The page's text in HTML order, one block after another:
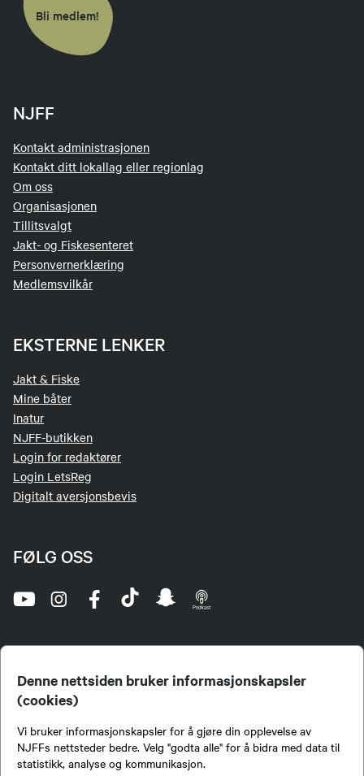
Denne nettsiden bruker informasjonskapsler
(cookies)
Vi bruker informasjonskapsler for å gjøre din opplevelse av
NJFFs nettsteder bedre. Velg "godta alle" for å bidra med data til
statistikk, analyse og kommunikasjon.
Bli medlem!
NJFF
Kontakt administrasjonen
Kontakt ditt lokallag eller regionlag
Om oss
Organisasjonen
Tillitsvalgt
Jakt- og Fiskesenteret
Personvernerklæring
Medlemsvilkår
EKSTERNE LENKER
Jakt & Fiske
Mine båter
Inatur
NJFF-butikken
Login for redaktører
Login LetsReg
Digitalt aversjonsbevis
FØLG OSS
jegere og sportsfiskere og et av de viktigste miljøene for formidling av kunnskap om jakt og
fiske i Norge. Vi er en partipolitisk nøytral organisasjon, men har et sterkt jakt-, fiske-, og
naturpolitisk engasjement i mange saker.